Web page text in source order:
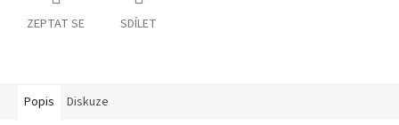
ZEPTAT SE SDÍLET
Popis Diskuze